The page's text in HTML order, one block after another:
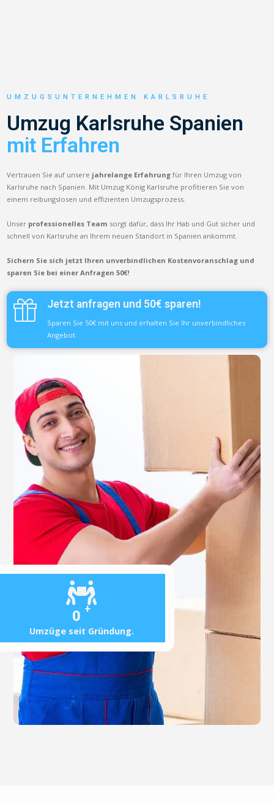
0 +
Umzüge seit Gründung.
UMZUGSUNTERNEHMEN KARLSRUHE
Umzug Karlsruhe Spanien
mit Erfahren
Vertrauen Sie auf unsere jahrelange Erfahrung für Ihren Umzug von
Karlsruhe nach Spanien. Mit Umzug König Karlsruhe profitieren Sie von
einem reibungslosen und effizienten Umzugsprozess.
Unser professionelles Team sorgt dafür, dass Ihr Hab und Gut sicher und
schnell von Karlsruhe an Ihrem neuen Standort in Spanien ankommt.
Sichern Sie sich jetzt Ihren unverbindlichen Kostenvoranschlag und
sparen Sie bei einer Anfragen 50€!
Jetzt anfragen und 50€ sparen!
Sparen Sie 50€ mit uns und erhalten Sie Ihr unverbindliches
Angebot.